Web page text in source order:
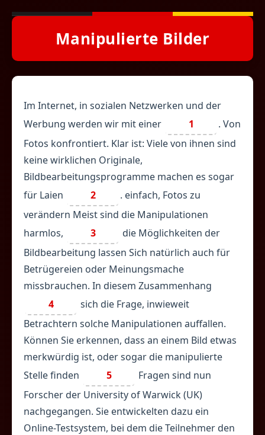
Manipulierte Bilder
Im Internet, in sozialen Netzwerken und der
Werbung werden wir mit einer
1
. Von
Fotos konfrontiert. Klar ist: Viele von ihnen sind
keine wirklichen Originale,
Bildbearbeitungsprogramme machen es sogar
für Laien
2
. einfach, Fotos zu
verändern Meist sind die Manipulationen
harmlos,
3
die Möglichkeiten der
Bildbearbeitung lassen Sich natürlich auch für
Betrügereien oder Meinungsmache
missbrauchen. In diesem Zusammenhang
4
sich die Frage, inwieweit
Betrachtern solche Manipulationen auffallen.
Können Sie erkennen, dass an einem Bild etwas
merkwürdig ist, oder sogar die manipulierte
Stelle finden
5
Fragen sind nun
Forscher der University of Warwick (UK)
nachgegangen. Sie entwickelten dazu ein
Online-Testsystem, bei dem die Teilnehmer den